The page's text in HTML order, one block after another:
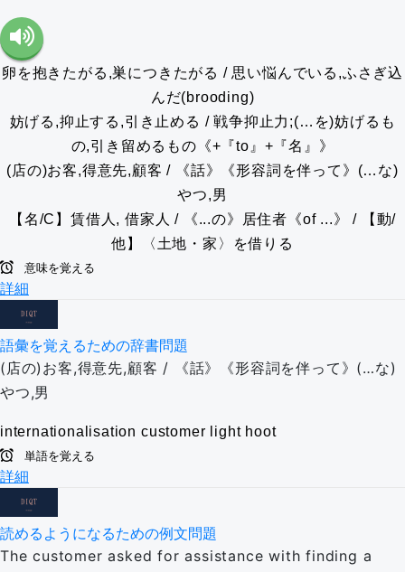
卵を抱きたがる,巣につきたがる / 思い悩んでいる,ふさぎ込
んだ(brooding)
妨げる,抑止する,引き止める / 戦争抑止力;(…を)妨げるも
の,引き留めるもの《+『to』+『名』》
(店の)お客,得意先,顧客 / 《話》《形容詞を伴って》(…な)
やつ,男
【名/C】賃借人, 借家人 / 《...の》居住者《of ...》 / 【動/
他】〈土地・家〉を借りる
意味を覚える
詳細
語彙を覚えるための辞書問題
(店の)お客,得意先,顧客 / 《話》《形容詞を伴って》(…な)
やつ,男
internationalisation customer light hoot
単語を覚える
詳細
読めるようになるための例文問題
The customer asked for assistance with finding a